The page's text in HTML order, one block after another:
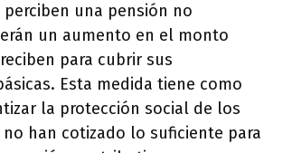
una pensión no
un aumento en el monto
para cubrir sus
Esta medida tiene como
la protección social de los
han cotizado lo suficiente para